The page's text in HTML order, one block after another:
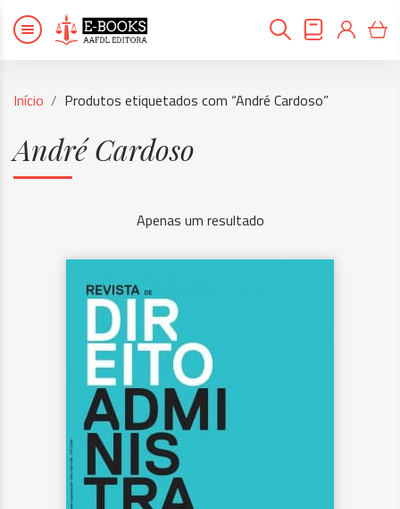
Início Produtos etiquetados com “André Cardoso”
André Cardoso
Apenas um resultado